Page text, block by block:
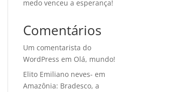
medo venceu a esperança!
Comentários
Um comentarista do
WordPress em Olá, mundo!
Elito Emiliano neves- em
Amazônia: Bradesco, a